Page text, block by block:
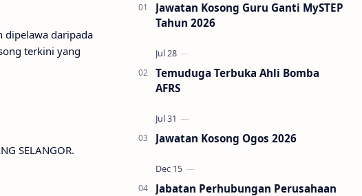
dipelawa daripada
terkini yang
SELANGOR.
Jawatan Kosong Guru Ganti MySTEP
Tahun 2026
Temuduga Terbuka Ahli Bomba
AFRS
Jawatan Kosong Ogos 2026
Jabatan Perhubungan Perusahaan